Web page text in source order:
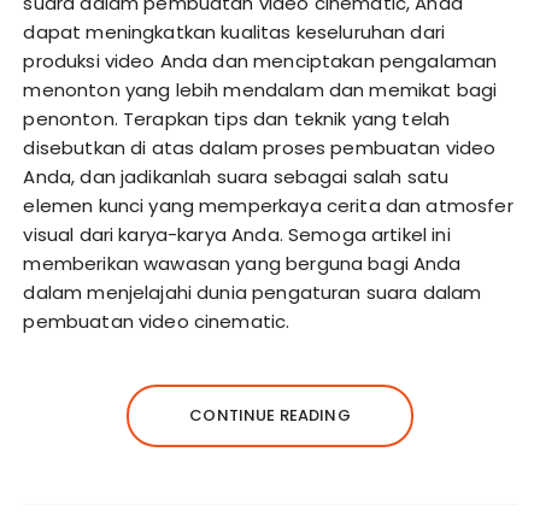
dapat meningkatkan kualitas keseluruhan dari
produksi video Anda dan menciptakan pengalaman
menonton yang lebih mendalam dan memikat bagi
penonton. Terapkan tips dan teknik yang telah
disebutkan di atas dalam proses pembuatan video
Anda, dan jadikanlah suara sebagai salah satu
elemen kunci yang memperkaya cerita dan atmosfer
visual dari karya-karya Anda. Semoga artikel ini
memberikan wawasan yang berguna bagi Anda
dalam menjelajahi dunia pengaturan suara dalam
pembuatan video cinematic.
CONTINUE READING